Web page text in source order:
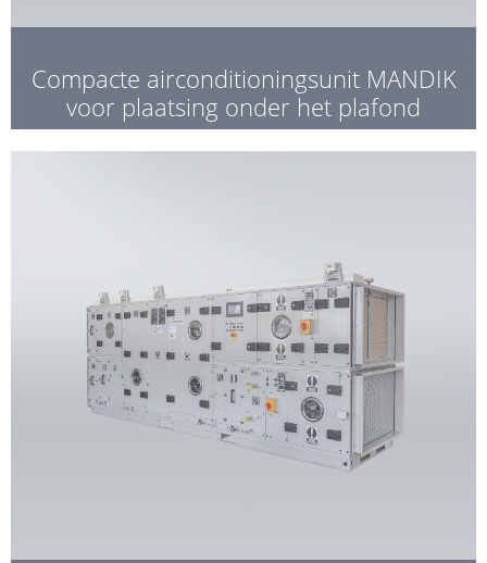
Compacte airconditioningsunit MANDIK
voor plaatsing onder het plafond